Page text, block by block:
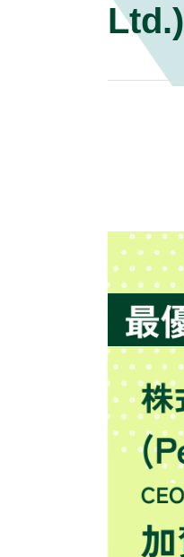
Ltd.)